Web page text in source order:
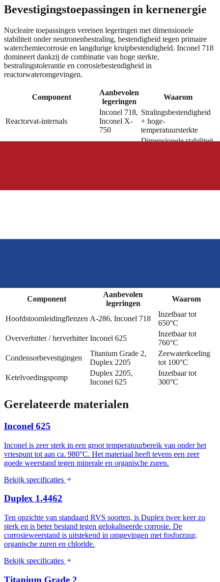
Bevestigingstoepassingen in kernenergie
Nucleaire toepassingen vereisen legeringen met dimensionele
stabiliteit onder neutronenbestraling, bestendigheid tegen primaire
waterchemiecorrosie en langdurige kruipbestendigheid. Inconel 718
domineert dankzij de combinatie van hoge sterkte,
bestralingstolerantie en corrosiebestendigheid in
reactorwateromgevingen.
Component
Aanbevolen
legeringen
Waarom
Reactorvat-internals
Inconel 718,
Inconel X-
750
Stralingsbestendigheid
+ hoge-
temperatuursterkte
Dimensionele stabiliteit
Containmentvat-
Langdurige
Component
Aanbevolen
legeringen
Waarom
Hoofdstoomleidingflenzen A-286, Inconel 718
Inzetbaar tot
650°C
Oververhitter / herverhitter Inconel 625
Inzetbaar tot
760°C
Condensorbevestigingen
Titanium Grade 2,
Duplex 2205
Zeewaterkoeling
tot 100°C
Ketelvoedingspomp
Duplex 2205,
Inconel 625
Inzetbaar tot
300°C
Gerelateerde materialen
Inconel 625
Inconel is zeer sterk in een groot temperatuurbereik van onder het
vriespunt tot aan ca. 980°C. Het materiaal heeft tevens een zeer
goede weerstand tegen minerale en organische zuren.
Bekijk specificaties
Duplex 1.4462
Ten opzichte van standaard RVS soorten, is Duplex twee keer zo
sterk en is beter bestand tegen gelokaliseerde corrosie. De
corrosieweerstand is uitstekend in omgevingen met fosforzuur,
organische zuren en chloride.
Bekijk specificaties
Titanium Grade 2